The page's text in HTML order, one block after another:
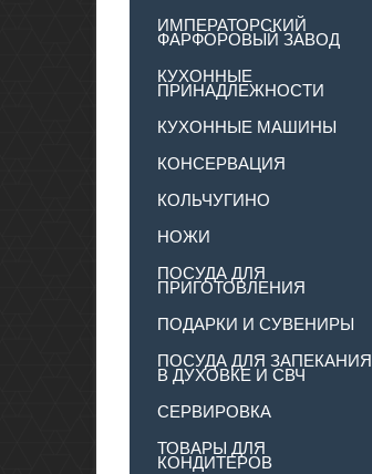
ИМПЕРАТОРСКИЙ
ФАРФОРОВЫЙ ЗАВОД
КУХОННЫЕ
ПРИНАДЛЕЖНОСТИ
КУХОННЫЕ МАШИНЫ
КОНСЕРВАЦИЯ
КОЛЬЧУГИНО
НОЖИ
ПОСУДА ДЛЯ
ПРИГОТОВЛЕНИЯ
ПОДАРКИ И СУВЕНИРЫ
ПОСУДА ДЛЯ ЗАПЕКАНИЯ
В ДУХОВКЕ И СВЧ
СЕРВИРОВКА
ТОВАРЫ ДЛЯ
КОНДИТЕРОВ